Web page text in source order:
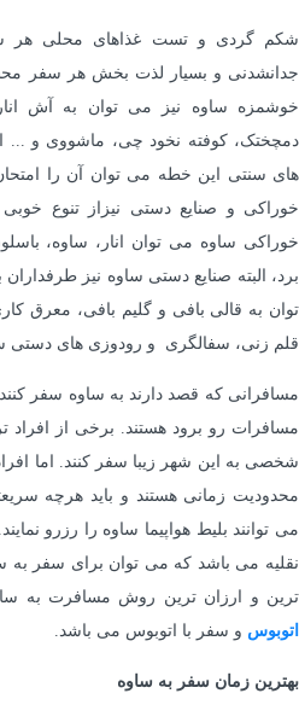
شکم گردی و تست غذاهای محلی هر
جدانشدنی و بسیار لذت بخش هر سفر
خوشمزه ساوه نیز می توان به آش
دمچختک، کوفته نخود چی، ماشووی و ...
های سنتی این خطه می توان آن را
خوراکی و صنایع دستی نیزاز تنوع
خوراکی ساوه می توان انار، ساوه،
برد، البته صنایع دستی ساوه نیز
توان به قالی بافی و گلیم بافی، معرق
قلم زنی، سفالگری و رودوزی های دستی
مسافرانی که قصد دارند به ساوه سفر
مسافرات رو برود هستند. برخی از افراد
شخصی به این شهر زیبا سفر کنند. اما
محدودیت زمانی هستند و باید هرچه
می توانند بلیط هواپیما ساوه را رزرو
نقلیه می باشد که می توان برای سفر به
ترین و ارزان ترین روش مسافرت به
اتوبوس و سفر با اتوبوس می باشد.
بهترین زمان سفر به ساوه